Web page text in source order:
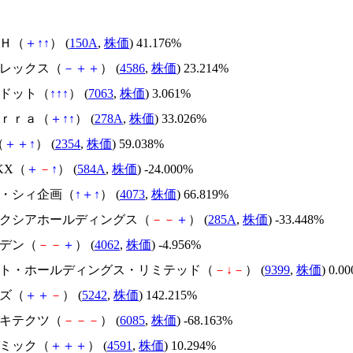
（ ＋ ↑ ↑ ） (150A, 株価) 41.176%
ックス（ － ＋ ＋ ） (4586, 株価) 23.214%
ット（ ↑ ↑ ↑ ） (7063, 株価) 3.061%
ｒａ（ ＋ ↑ ↑ ） (278A, 株価) 33.026%
＋ ＋ ↑ ） (2354, 株価) 59.038%
（ ＋ － ↑ ） (584A, 株価) -24.000%
シィ企画（ ↑ ＋ ↑ ） (4073, 株価) 66.819%
シアホールディングス（ － － ＋ ） (285A, 株価) -33.448%
ン（ － － ＋ ） (4062, 株価) -4.956%
・ホールディングス・リミテッド（ － ↓ － ） (9399, 株価)
（ ＋ ＋ － ） (5242, 株価) 142.215%
テクツ（ － － － ） (6085, 株価) -68.163%
ック（ ＋ ＋ ＋ ） (4591 , 株価) 10.294%